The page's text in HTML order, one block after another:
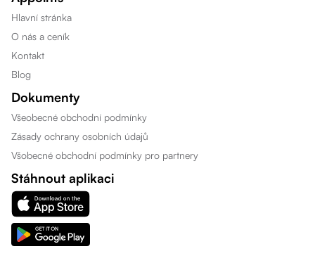
Hlavní stránka
O nás a ceník
Kontakt
Blog
Dokumenty
Všeobecné obchodní podmínky
Zásady ochrany osobních údajů
Všobecné obchodní podmínky pro partnery
Stáhnout aplikaci